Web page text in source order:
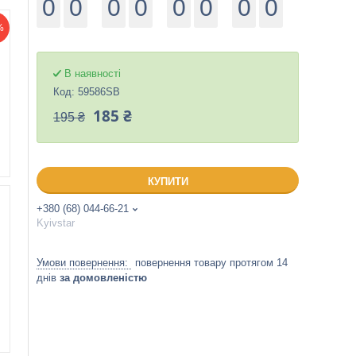
0 0 0 0 0 0 0 0
В наявності
Код: 59586SB
195 ₴ 185 ₴
КУПИТИ
+380 (68) 044-66-21
Kyivstar
повернення товару протягом 14
днів за домовленістю